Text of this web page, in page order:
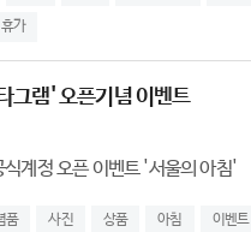
휴가
그램' 오픈기념 이벤트
계정 오픈 이벤트 '서울의 아침'
품 사진 상품 아침 이벤트